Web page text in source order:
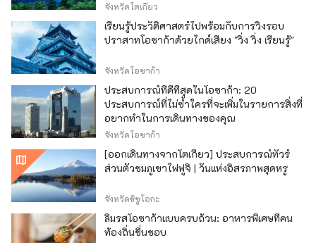
จังหวัดโตเกียว
เรียนรู้ประวัติศาสตร์ไปพร้อมกับการวิ่งรอบ
ปราสาทโอซาก้าด้วยไกด์เสียง "วิ่ง วิ่ง เรียนรู้"
จังหวัดโอซาก้า
ประสบการณ์ที่ดีที่สุดในโอซาก้า: 20
ประสบการณ์ที่ไม่ซ้ำใครที่จะเพิ่มในรายการสิ่งที่
อยากทำในการเดินทางของคุณ
จังหวัดโอซาก้า
[ออกเดินทางจากโตเกียว] ประสบการณ์ทัวร์
ส่วนตัวชมภูเขาไฟฟูจิ | วันแห่งอิสรภาพสุดหรู
จังหวัดชิซูโอกะ
ลิ้มรสโอซาก้าแบบครบถ้วน: อาหารพิเศษที่คน
ท้องถิ่นชื่นชอบ